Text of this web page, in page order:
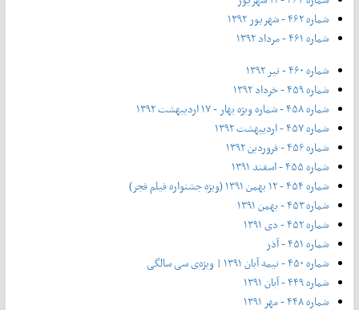
شماره ۴۶۲ - شهریور ۱۳۹۲
شماره ۴۶۱ - مرداد ۱۳۹۲
شماره ۴۶۰ - تیر ۱۳۹۲
شماره ۴۵۹ - خرداد ۱۳۹۲
شماره ۴۵۸ - شماره ویژه بهار - ۱۷ اردیبهشت ۱۳۹۲
شماره ۴۵۷ - اردیبهشت ۱۳۹۲
شماره ۴۵۶ - فروردین ۱۳۹۲
شماره ۴۵۵ - اسفند ۱۳۹۱
شماره ۴۵۴ - ۱۲ بهمن ۱۳۹۱ (ویژه جشنواره فیلم فجر)
شماره ۴۵۳ - بهمن ۱۳۹۱
شماره ۴۵۲ - دی ۱۳۹۱
شماره ۴۵۱ - آذر
شماره ۴۵۰ - نیمه آبان ۱۳۹۱ | ویژه‌ی سی سالگی
شماره ۴۴۹ - آبان ۱۳۹۱
شماره ۴۴۸ - مهر ۱۳۹۱